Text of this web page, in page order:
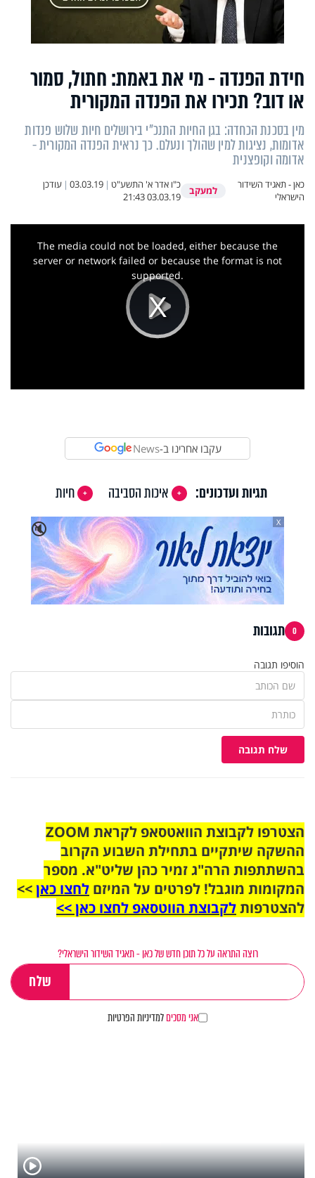
חידת הפנדה - מי את באמת: חתול, סמור
או דוב? תכירו את הפנדה המקורית
מין בסכנת הכחדה: בגן החיות התנכ"י בירושלים חיות שלוש פנדות
אדומות, נציגות למין שהולך ונעלם. כך נראית הפנדה המקורית -
אדומה וקופצנית
כאן - תאגיד השידור
הישראלי
למעקב כ"ו אדר א' התשע"ט |
03.03.19
| עודכן
03.03.19 21:43
Play
The media could not be loaded, either because the
server or network failed or because the format is not
supported.
עקבו אחרינו ב-News
תגיות ועדכונים: איכות הסביבה
חיות
🔇
X
0 תגובות
הוסיפו תגובה
שלח תגובה
הצטרפו לקבוצת הוואטסאפ לקראת ZOOM
ההשקה שיתקיים בתחילת השבוע הקרוב
בהשתתפות הרה"ג זמיר כהן שליט"א. מספר
המקומות מוגבל! לפרטים על המיזם לחצו כאן>>
להצטרפותלקבוצת הווטסאפ לחצו כאן >>
רוצה התראה על כל תוכן חדש של כאן - תאגיד השידור הישראלי?
אני מסכיםלמדיניות הפרטיות